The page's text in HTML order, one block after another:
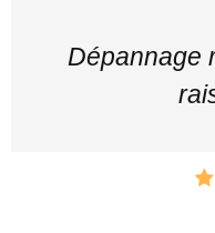
Dépannage